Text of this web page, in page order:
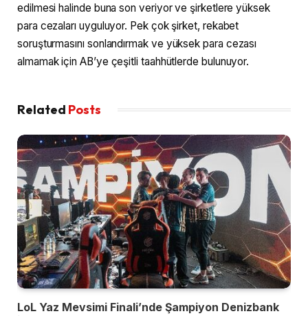
edilmesi halinde buna son veriyor ve şirketlere yüksek
para cezaları uyguluyor. Pek çok şirket, rekabet
soruşturmasını sonlandırmak ve yüksek para cezası
almamak için AB’ye çeşitli taahhütlerde bulunuyor.
Related Posts
LoL Yaz Mevsimi Finali’nde Şampiyon Denizbank